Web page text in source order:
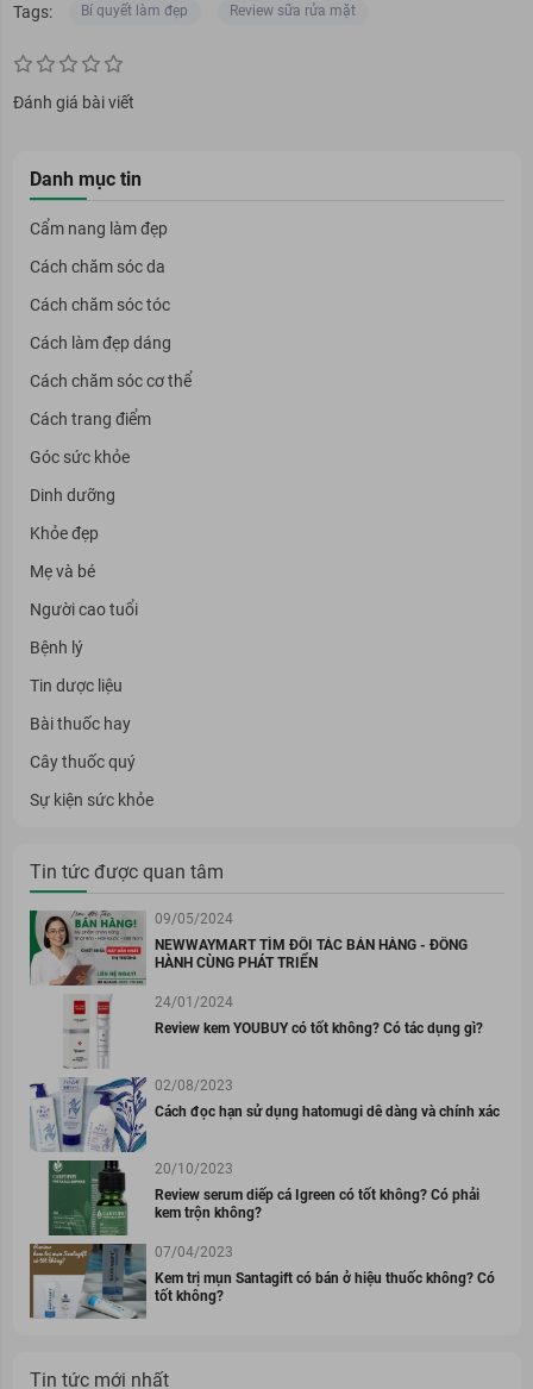
Tags: Bí quyết làm đẹp Review sữa rửa mặt
Đánh giá bài viết
Danh mục tin
Cẩm nang làm đẹp
Cách chăm sóc da
Cách chăm sóc tóc
Cách làm đẹp dáng
Cách chăm sóc cơ thể
Cách trang điểm
Góc sức khỏe
Dinh dưỡng
Khỏe đẹp
Mẹ và bé
Người cao tuổi
Bệnh lý
Tin dược liệu
Bài thuốc hay
Cây thuốc quý
Sự kiện sức khỏe
Tin tức được quan tâm
09/05/2024
NEWWAYMART TÌM ĐỐI TÁC BÁN HÀNG - ĐỒNG
HÀNH CÙNG PHÁT TRIỂN
24/01/2024
Review kem YOUBUY có tốt không? Có tác dụng gì?
02/08/2023
Cách đọc hạn sử dụng hatomugi dễ dàng và chính xác
20/10/2023
Review serum diếp cá Igreen có tốt không? Có phải
kem trộn không?
07/04/2023
Kem trị mụn Santagift có bán ở hiệu thuốc không? Có
tốt không?
Tin tức mới nhất